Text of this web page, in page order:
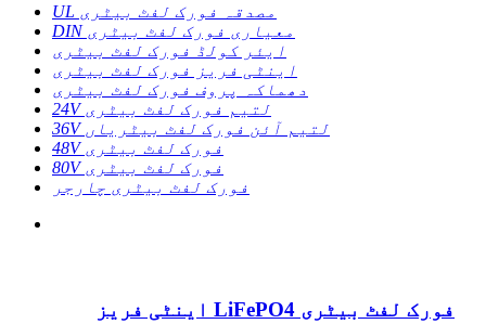
UL مصدقہ فورک لفٹ بیٹری
DIN معیاری فورک لفٹ بیٹری
ایئر کولڈ فورک لفٹ بیٹری
اینٹی فریز فورک لفٹ بیٹری
دھماکہ پروف فورک لفٹ بیٹری
24V لتیم فورک لفٹ بیٹری
36V لتیم آئن فورک لفٹ بیٹریاں
48V فورک لفٹ بیٹری
80V فورک لفٹ بیٹری
فورک لفٹ بیٹری چارجر
اینٹی فریز LiFePO4 فورک لفٹ بیٹری